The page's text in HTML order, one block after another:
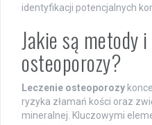
identyfikacji potencjalnych
Jakie są metody
osteoporozy?
Leczenie osteoporozy
ryzyka złamań kości oraz
mineralnej. Kluczowymi